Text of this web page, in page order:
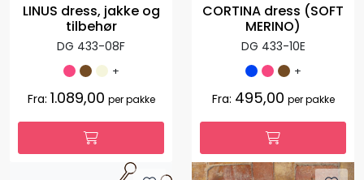
LINUS dress, jakke og
tilbehør
DG 433-08F
+
Fra: 1.089,00 per pakke
CORTINA dress (SOFT
MERINO)
DG 433-10E
+
Fra: 495,00 per pakke